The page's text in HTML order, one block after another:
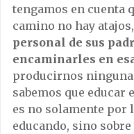
tengamos en cuenta
camino no hay atajos,
personal de sus
encaminarles en
producirnos
sabemos que educar
es no solamente por
educando, sino